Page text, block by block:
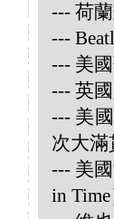
--- 荷
---
--- 美
--- 英
--- 美
次大滿
--- 美
in Time